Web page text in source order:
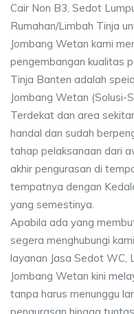
Cair Non B3, Sedot
Rumahan/Limbah Tinja
Jombang Wetan kami
pengembangan kualitas
Tinja Banten adalah
Jombang Wetan (Solusi-
Terdekat dan area
handal dan sudah
tahap pelaksanaan dari
akhir pengurasan di
tempatnya dengan
yang semestinya.
Apabila ada yang
segera menghubungi
layanan Jasa Sedot WC,
Jombang Wetan kini
tanpa harus menunggu
pengurasan hingga